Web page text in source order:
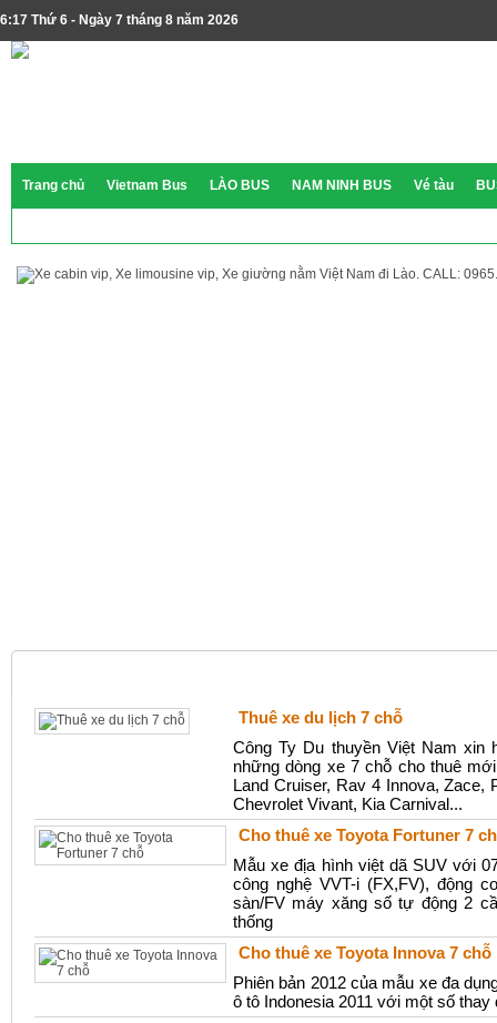
6:17 Thứ 6 - Ngày 7 tháng 8 năm 2026
Trang chủ Vietnam Bus LÀO BUS NAM NINH BUS Vé tàu
Thuê xe du lịch 7 chỗ
Công Ty Du thuyền Việt Nam xin
những dòng xe 7 chỗ cho thuê
Land Cruiser, Rav 4 Innova, Zace,
Chevrolet Vivant, Kia Carnival...
Cho thuê xe Toyota Fortuner 7
Mẫu xe địa hình việt dã SUV với
công nghệ VVT-i (FX,FV), động
sàn/FV máy xăng số tự động 2
thống
Cho thuê xe Toyota Innova 7 chỗ
Phiên bản 2012 của mẫu xe đa
ô tô Indonesia 2011 với một số